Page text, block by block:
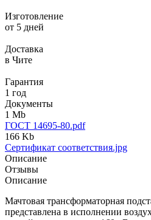
Изготовление
от 5 дней
Доставка
в Чите
Гарантия
1 год
Документы
1 Mb
ГОСТ 14695-80.pdf
166 Kb
Сертификат соответствия.jpg
Описание
Отзывы
Описание
Мачтовая трансформаторная
представлена в исполнении